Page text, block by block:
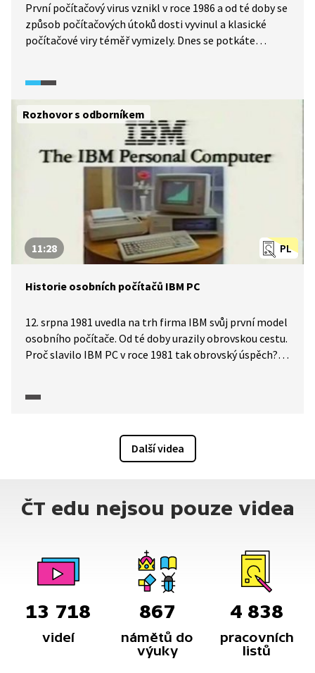
První počítačový virus vznikl v roce 1986 a od té doby se
způsob počítačových útoků dosti vyvinul a klasické
počítačové viry téměř vymizely. Dnes se potkáte
zabývající se ochranou proti počítačovým útokům
a možnou ochranu proti nim.
Rozhovor s odborníkem
PL
11:28
Historie osobních počítačů IBM PC
12. srpna 1981 uvedla na trh firma IBM svůj první model
osobního počítače. Od té doby urazily obrovskou cestu.
Proč slavilo IBM PC v roce 1981 tak obrovský úspěch?
letech ztratila firma IBM kontrolu nad trhem osobních
PC hovoří Michal Rybka, publicista a kurátor Alza
Další videa
ČT edu nejsou pouze videa
13 718
videí
867
námětů do
výuky
4 838
pracovních
listů